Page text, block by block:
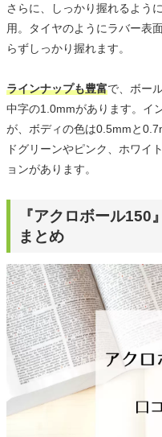
さらに、しっかり握れるよう
用。タイヤのようにラバー表
らずしっかり握れます。
ラインナップも豊富で、ボー
中字の1.0mmがあります。イ
が、ボディの色は0.5mmと
ドグリーンやピンク、ホワイ
ョンがあります。
『アクロボール150
まとめ